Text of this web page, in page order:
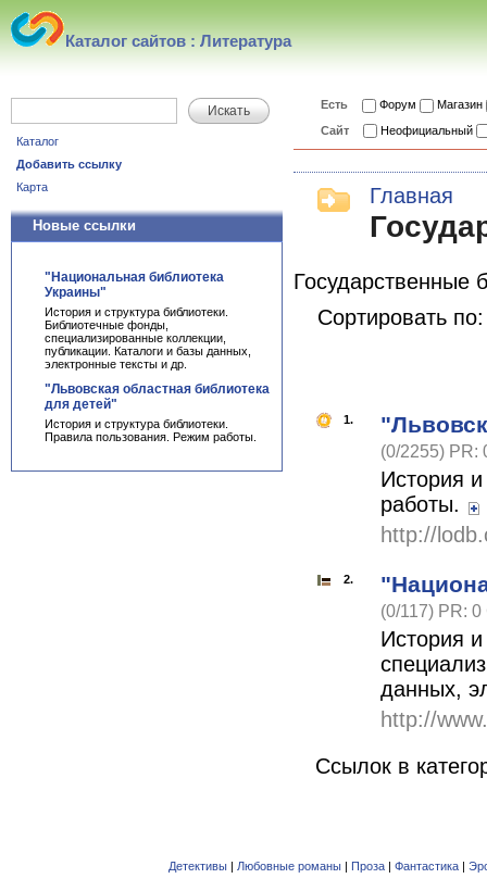
Каталог сайтов : Литература
Искать
Каталог
Добавить ссылку
Карта
Новые ссылки
"Национальная библиотека
Украины"
История и структура библиотеки.
Библиотечные фонды,
специализированные коллекции,
публикации. Каталоги и базы данных,
электронные тексты и др.
"Львовская областная библиотека
для детей"
История и структура библиотеки.
Правила пользования. Режим работы.
Есть Форум
Магазин
Сайт
Неофициальный
Главная
Государственные
Сортировать
1.
(0/2255) PR:
История
работы.
http://
2.
(0/117) PR:
История
данных,
http://
Ссылок в
Детективы | Любовные романы | Проза | Фантастика |